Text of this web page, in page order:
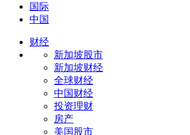
国际
中国
财经
新加坡股市
新加坡财经
全球财经
中国财经
投资理财
房产
美国股市